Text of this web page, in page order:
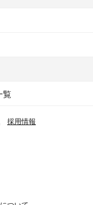
覧
採用情報